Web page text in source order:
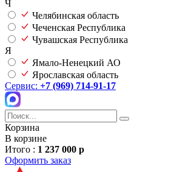
Ч
Челябинская область
Чеченская Республика
Чувашская Республика
Я
Ямало-Ненецкий АО
Ярославская область
Сервис: +7 (969) 714-91-17
Корзина
В корзине
Итого : 1 237 000 р
Оформить заказ